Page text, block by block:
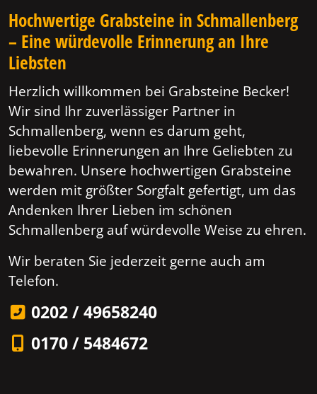
Hochwertige Grabsteine in Schmallenberg
– Eine würdevolle Erinnerung an Ihre
Liebsten
Herzlich willkommen bei Grabsteine Becker!
Wir sind Ihr zuverlässiger Partner in
Schmallenberg, wenn es darum geht,
liebevolle Erinnerungen an Ihre Geliebten zu
bewahren. Unsere hochwertigen Grabsteine
werden mit größter Sorgfalt gefertigt, um das
Andenken Ihrer Lieben im schönen
Schmallenberg auf würdevolle Weise zu ehren.
Wir beraten Sie jederzeit gerne auch am
Telefon.
0202 / 49658240
0170 / 5484672